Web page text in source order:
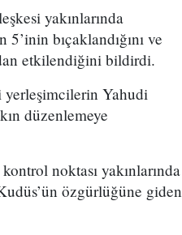
yakınlarında
bıçaklandığını ve
etkilendiğini bildirdi.
yerleşimcilerin Yahudi
düzenlemeye
noktası yakınlarında
özgürlüğüne giden